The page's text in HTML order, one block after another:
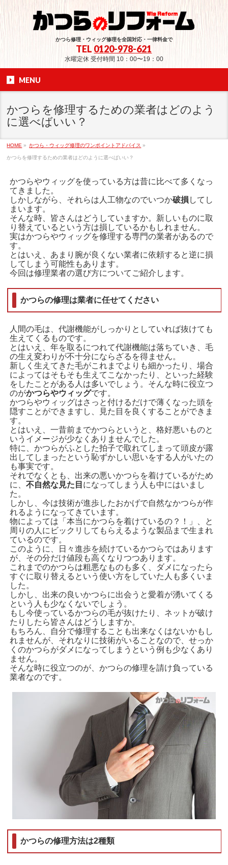
かつら修理・ウィッグ修理を全国対応・一律料金で
TEL 0120-978-621
水曜定休 受付時間 10：00〜19：00
MENU
かつらを修理するための業者はどのよう
に選べばいい？
HOME » かつら・ウィッグ修理のワンポイントアドバイス »
かつらを修理するための業者はどのように選べばいい？
かつらやウィッグを使っている方は昔に比べて多くなっ
てきました。
しかしながら、それらは人工物なのでいつか破損 してし
まいます。
そんな時、皆さんはどうしていますか。新しいものに取
り替えているという方は損しているかもしれません。
実はかつらやウィッグを修理する専門の業者があるので
す。
とはいえ、あまり腕が良くない業者に依頼すると逆に損
してしまう可能性もあります。
今回は修理業者の選び方についてご紹介します。
かつらの修理は業者に任せてください
人間の毛は、代謝機能がしっかりとしていれば抜けても
生えてくるものです。
とはいえ、年を取るにつれて代謝機能は落ちていき、毛
の生え変わりが不十分にならざるを得ません。
新しく生えてきた毛がこれまでよりも細かったり、場合
によってはそもそも生えてこなかったり、といった経験
をしたことがある人は多いでしょう。そんな時に役立つ
のがかつらやウィッグです。
かつらやウィッグはさっと付けるだけで薄くなった頭を
隠すことができますし、見た目を良くすることができま
す。
とはいえ、一昔前までかつらというと、格好悪いものと
いうイメージが少なくありませんでした。
特に、かつらがふとした拍子で取れてしまって頭皮が露
出してしまったという恥ずかしい思いをする人がいたの
も事実です。
それでなくとも、出来の悪いかつらを着けているがため
に、不自然な見た目 になってしまう人も中にはいまし
た。
しかし、今は技術が進歩したおかげで自然なかつらが作
れるようになってきています。
物によっては「本当にかつらを着けているの？！」、と
周りの人にビックリしてもらえるような製品まで生まれ
ているのです。
このように、日々進歩を続けているかつらではあります
が、その分だけ値段も高くなりつつあります。
これまでのかつらは粗悪なものも多く、ダメになったら
すぐに取り替えるという使い方をしていた人も多くいま
した。
しかし、出来の良いかつらに出会うと愛着が湧いてくる
という人も少なくないでしょう。
もし今使っているかつらの毛が抜けたり、ネットが破け
たりしたら皆さんはどうしますか。
もちろん、自分で修理することも出来なくはないかもし
れませんが、それなりに技術がいることなので、せっか
くのかつらがダメになってしまうという例も少なくあり
ません。
そんな時に役立つのが、かつらの修理を請け負っている
業者なのです。
かつらの修理方法は2種類